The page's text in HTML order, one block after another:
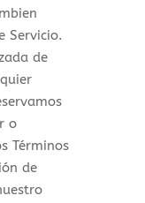
Servicio.
de
o
Términos
de